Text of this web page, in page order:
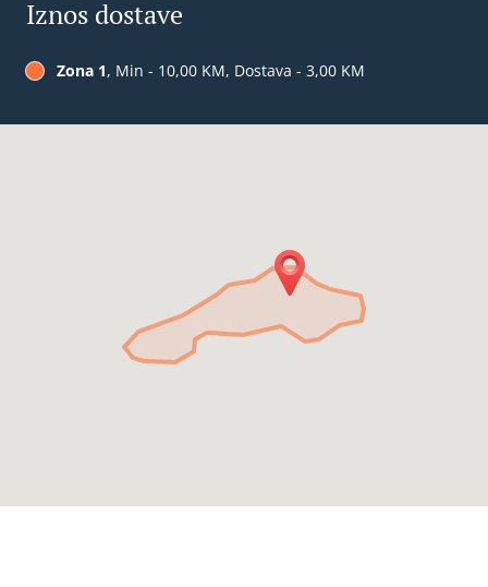
Iznos dostave
Zona 1, Min - 10,00 KM, Dostava - 3,00 KM